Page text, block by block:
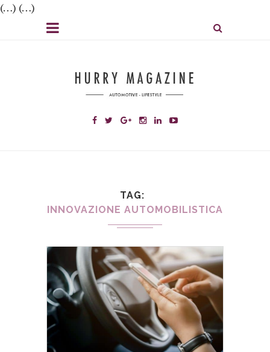
(…) (…)
TAG
INNOVAZIONE AUTOMOBILISTICA